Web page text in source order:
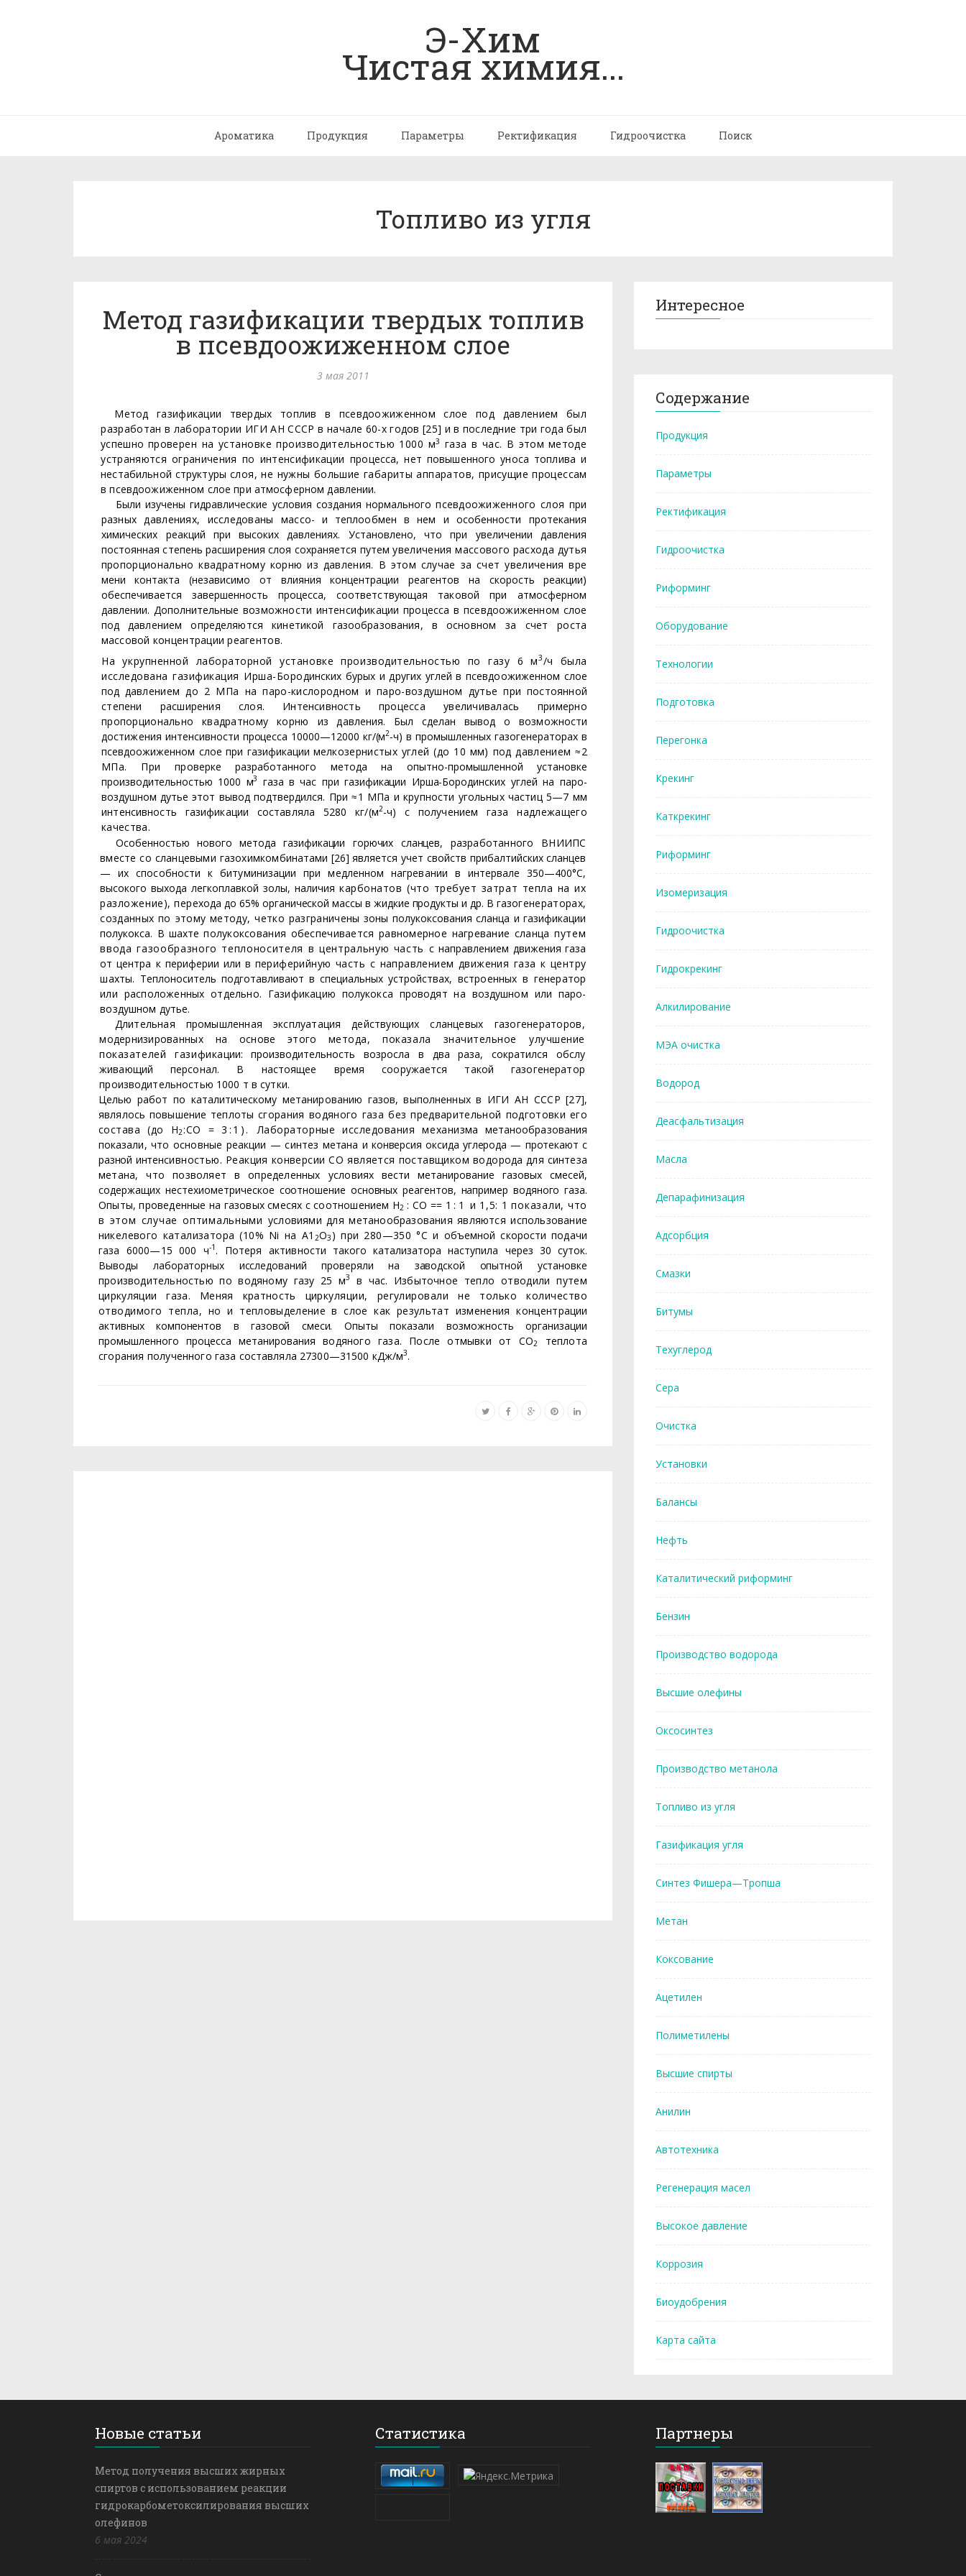
Э-Хим
Чистая химия...
Ароматика Продукция Параметры Ректификация Гидроочистка Поиск
Топливо из угля
Метод газификации твердых топлив
в псевдоожиженном слое
3 мая 2011
Метод газификации твердых топлив в псевдоожиженном слое под давлением был
разработан в лаборатории ИГИ АН СССР в начале 60-х годов [25] и в последние три года был
успешно про­верен на установке производительностью 1000 м3 газа в час. В этом методе
устраняются ограничения по интенсификации про­цесса, нет повышенного уноса топлива и
нестабильной структурыслоя, не нужны большие габариты аппаратов, присущие процес­сам
в псевдоожиженном слое при атмосферном давлении.
Были изучены гидравлические условия создания нормальногопсевдоожиженного слоя при
разных давлениях, исследованы массо- и теплообмен в нем и особенности протекания
химических ре­акций при высоких давлениях. Установлено, что при увеличении давления
постоянная степень расширения слоя сохраняется путемувеличения массового расхода дутья
пропорционально квадрат­ному корню из давления. В этом случае за счет увеличения вре­
мени контакта (независимо от влияния концентрации реагентов на скорость реакции)
обеспечивается завершенность процесса, соот­ветствующая таковой при атмосферном
давлении. Дополнительные возможности интенсификации процесса в псевдоожиженном слое
под давлением определяются кинетикой газообразования, в основ­ном за счет роста
массовой концентрации реагентов.
На укрупненной лабораторной установке производительностью по газу 6 м3/ч была
исследована газификация Ирша-Бородинских бурых и других углей в псевдоожиженном слое
под дав­лением до 2 МПа на паро-кислородном и паро-воздушном дутьепри постоянной
степени расширения слоя. Интенсивность процес­са увеличивалась примерно
пропорционально квадратному корню из давления. Был сделан вывод о возможности
достижения ин­тенсивности процесса 10000—12000 кг/(м2-ч) в промышленных газогенераторах в
псевдоожиженном слое при газификации мел­козернистых углей (до 10 мм) под давлением≈2
МПа. При про­верке разработанного метода на опытно-промышленной установке
производительностью 1000 м3 газа в час при газификации Ирша-Бородинских углей на паро-
воздушном дутье этот вывод подтвер­дился. При≈1 МПа и крупности угольных частиц 5—7 мм
ин­тенсивность газификации составляла 5280 кг/(м2-ч) с получениемгаза надлежащего
качества.
Особенностью нового метода газификации горючих сланцев, разработанного ВНИИПС
вместе со сланцевыми газохимкомби­натами [26] является учет свойств прибалтийских сланцев
— ихспособности к битуминизации при медленном нагревании в интер­вале 350—400°С,
высокого выхода легкоплавкой золы, наличиякарбонатов (что требует затрат тепла на их
разложение), пере­хода до 65% органической массы в жидкие продукты и др. В га­зогенераторах,
созданных по этому методу, четко разграниченызоны полукоксования сланца и газификации
полукокса. В шахтеполукоксования обеспечивается равномерное нагревание сланцапутем
ввода газообразного теплоносителя в центральную часть с направлением движения газа
от центра к периферии или в пе­риферийную часть с направлением движения газа к центру
шах­ты. Теплоноситель подготавливают в специальных устройствах, встроенных в генератор
или расположенных отдельно. Газифика­цию полукокса проводят на воздушном или паро-
воздушном дутье.
Длительная промышленная эксплуатация действующих слан­цевых газогенераторов,
модернизированных на основе этого ме­тода, показала значительное улучшение
показателей газифика­ции: производительность возросла в два раза, сократился обслу­
живающий персонал. В настоящее время сооружается такой га­зогенератор
производительностью 1000 т в сутки.
Целью работ по каталитическому метанированию газов, вы­полненных в ИГИ АН СССР [27],
являлось повышение теплотысгорания водяного газа без предварительной подготовки его
со­става (до Н2:СО =3:1). Лабораторные исследования механизма метанообразования
показали, что основные реакции — синтез метана и конверсия оксида углерода — протекают с
разной интен­сивностью. Реакция конверсии СО является поставщиком водо­рода для синтеза
метана, что позволяет в определенных условияхвести метанирование газовых смесей,
содержащих нестехиометрическое соотношение основных реагентов, например водяного газа.
Опыты, проведенные на газовых смесях с соотношением Н2 : СО == 1:1 и 1,5: 1 показали, что
в этом случае оптимальными условиями для метанообразования являются использование
ни­келевого катализатора (10% Ni на А1 2О3 ) при 280—350 °С и объемной скорости подачи
газа 6000—15 000 ч-1 . Потеря активно­сти такого катализатора наступила через 30 суток.
Выводы лабо­раторных исследований проверяли на заводской опытной установке
производительностью по водяному газу 25 м3 в час. Избыточное тепло отводили путем
циркуляции газа. Меняя кратность цир­куляции, регулировали не только количество
отводимого тепла, но и тепловыделение в слое как результат изменения концентра­ции
активных компонентов в газовой смеси. Опыты показали воз­можность организации
промышленного процесса метанированияводяного газа. После отмывки от СО2
теплота
сгорания получен­ного газа составляла 27300—31500 кДж/м3.
Интересное
Содержание
Продукция
Параметры
Ректификация
Гидроочистка
Риформинг
Оборудование
Технологии
Подготовка
Перегонка
Крекинг
Каткрекинг
Риформинг
Изомеризация
Гидроочистка
Гидрокрекинг
Алкилирование
МЭА очистка
Водород
Деасфальтизация
Масла
Депарафинизация
Адсорбция
Смазки
Битумы
Техуглерод
Сера
Очистка
Установки
Балансы
Нефть
Каталитический риформинг
Бензин
Производство водорода
Высшие олефины
Оксосинтез
Производство метанола
Топливо из угля
Газификация угля
Синтез Фишера—Тропша
Метан
Коксование
Ацетилен
Полиметилены
Высшие спирты
Анилин
Автотехника
Регенерация масел
Высокое давление
Коррозия
Биоудобрения
Карта сайта
Новые статьи
Метод получения высших жирных
спиртов с использованием реакции
гидрокарбометоксилирования высших
олефинов
6 мая 2024
Статистика Партнеры